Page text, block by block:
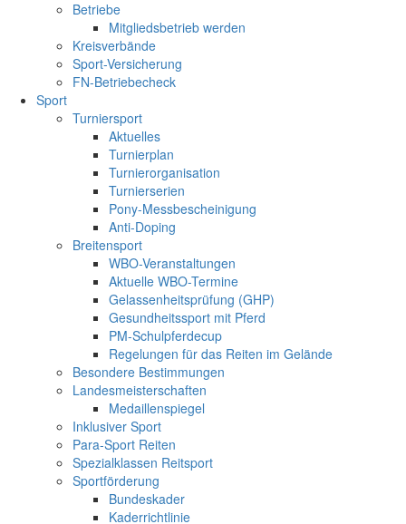
Betriebe
Mitgliedsbetrieb werden
Kreisverbände
Sport-Versicherung
FN-Betriebecheck
Sport
Turniersport
Aktuelles
Turnierplan
Turnierorganisation
Turnierserien
Pony-Messbescheinigung
Anti-Doping
Breitensport
WBO-Veranstaltungen
Aktuelle WBO-Termine
Gelassenheitsprüfung (GHP)
Gesundheitssport mit Pferd
PM-Schulpferdecup
Regelungen für das Reiten im Gelände
Besondere Bestimmungen
Landesmeisterschaften
Medaillenspiegel
Inklusiver Sport
Para-Sport Reiten
Spezialklassen Reitsport
Sportförderung
Bundeskader
Kaderrichtlinie